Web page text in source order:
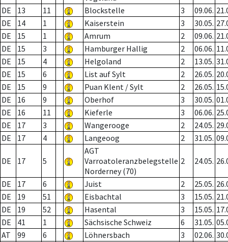
DE
13 11 Blockstelle 3 09.06.
DE
14 1 Kaiserstein 3 30.05.
DE
15 1 Amrum 2 09.06.
DE
15 3 Hamburger Hallig 2 06.06.
DE
15 4 Helgoland 2 13.05.
DE
15 6 List auf Sylt 2 26.05.
DE
15 9 Puan Klent / Sylt 2 26.05.
DE
16 9 Oberhof 3 30.05.
DE
16 11 Kieferle 3 06.06.
DE
17 3 Wangerooge 2 24.05.
DE
17 4 Langeoog 2 31.05.
DE 17 5
AGT
Varroatoleranzbelegstelle
Norderney (70)
2 24.05.
DE 17 6 Juist 2 25.05.
DE
19 51 Eisbachtal 3 15.05.
DE
19 52 Hasental 3 15.05.
DE
41 1 Sächsische Schweiz 6 31.05.
AT
99 6 Löhnersbach 3 02.06.